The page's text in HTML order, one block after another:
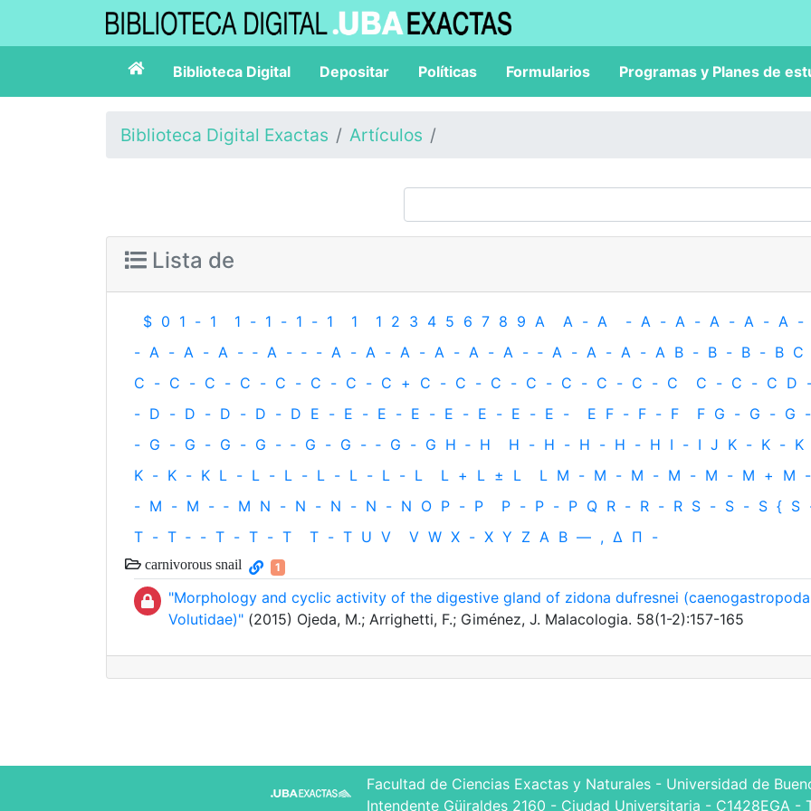
Biblioteca Digital Depositar Políticas Formularios Programas y Planes de
Biblioteca Digital Exactas Artículos
Lista de
$ 0 1 - 1 1 - 1 - 1 - 1 1 1 2 3 4 5 6 7 8 9 A A - A - A - A - A - A - A -
- A - A - A - ‐ A - ‐ - A - A - A - A - A - A - ‐ A - A - A - A B - B - B - B C
C - C - C - C - C - C - C - C + C - C - C - C - C - C - C - C C - C - C D
- D - D - D - D - D E - E - E - E - E - E - E - E - E F - F - F F G - G - G -
- G - G - G - G - ‐ G - G - ‐ G - G H ‐ H H - H - H - H - H I - I J K - K - K
K - K - K L - L - L - L - L - L - L L + L ± L L M - M - M - M - M - M + M -
- M - M - ‐ M N - N - N - N - N O P - P P - P - P Q R - R - R S - S - S { S
T - T ‐ - T - T - T T - T U V V W X - X Y Z Α Β — , Δ Π -
carnivorous snail 1
"Morphology and cyclic activity of the digestive gland of zidona dufresnei
Volutidae)" (2015) Ojeda, M.; Arrighetti, F.; Giménez, J. Malacologia. 58(1-2):157-165
Facultad de Ciencias Exactas y Naturales - Universidad de
Intendente Güiraldes 2160 - Ciudad Universitaria - C1428EGA -